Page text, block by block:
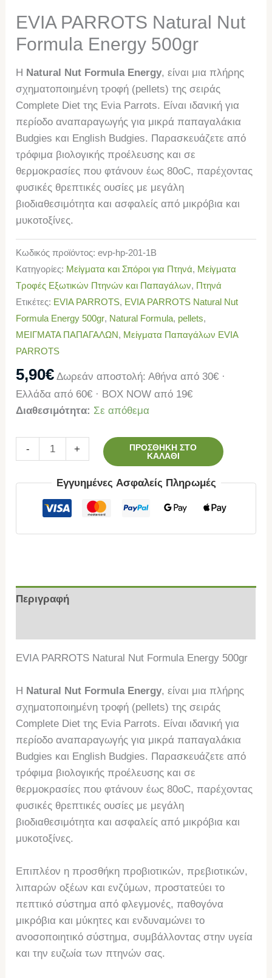
EVIA PARROTS Natural Nut
Formula Energy 500gr
Η Natural Nut Formula Energy, είναι μια πλήρης
σχηματοποιημένη τροφή (pellets) της σειράς
Complete Diet της Evia Parrots. Είναι ιδανική για
περίοδο αναπαραγωγής για μικρά παπαγαλάκια
Budgies και English Budgies. Παρασκευάζετε από
τρόφιμα βιολογικής προέλευσης και σε
θερμοκρασίες που φτάνουν έως 80oC, παρέχοντας
φυσικές θρεπτικές ουσίες με μεγάλη
βιοδιαθεσιμότητα και ασφαλείς από μικρόβια και
μυκοτοξίνες.
Κωδικός προϊόντος:evp-hp-201-1B
Κατηγορίες: Μείγματα και Σπόροι για Πτηνά, Μείγματα
Τροφές Εξωτικών Πτηνών και Παπαγάλων, Πτηνά
Ετικέτες: EVIA PARROTS, EVIA PARROTS Natural Nut
Formula Energy 500gr, Natural Formula, pellets,
ΜΕΙΓΜΑΤΑ ΠΑΠΑΓΑΛΩΝ, Μείγματα Παπαγάλων EVIA
PARROTS
5,90€ Δωρεάν αποστολή: Αθήνα από 30€ ·
Ελλάδα από 60€ · BOX NOW από 19€
Διαθεσιμότητα: Σε απόθεμα
- +
ΠΡΟΣΘΉΚΗ ΣΤΟ
ΚΑΛΆΘΙ
Εγγυημένες Ασφαλείς Πληρωμές
Περιγραφή
EVIA PARROTS Natural Nut Formula Energy 500gr
Η Natural Nut Formula Energy, είναι μια πλήρης
σχηματοποιημένη τροφή (pellets) της σειράς
Complete Diet της Evia Parrots. Είναι ιδανική για
περίοδο αναπαραγωγής για μικρά παπαγαλάκια
Budgies και English Budgies. Παρασκευάζετε από
τρόφιμα βιολογικής προέλευσης και σε
θερμοκρασίες που φτάνουν έως 80oC, παρέχοντας
φυσικές θρεπτικές ουσίες με μεγάλη
βιοδιαθεσιμότητα και ασφαλείς από μικρόβια και
μυκοτοξίνες.
Επιπλέον η προσθήκη προβιοτικών, πρεβιοτικών,
λιπαρών οξέων και ενζύμων, προστατεύει το
πεπτικό σύστημα από φλεγμονές, παθογόνα
μικρόβια και μύκητες και ενδυναμώνει το
ανοσοποιητικό σύστημα, συμβάλλοντας στην υγεία
και την ευζωία των πτηνών σας.